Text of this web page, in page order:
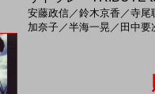
安藤政信／鈴木京香 ／寺尾
加奈子／半海一晃／ 田中要